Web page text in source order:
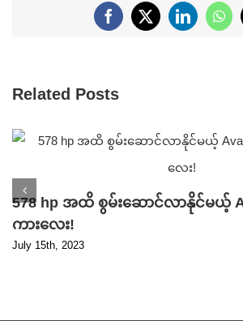
Facebook
X LinkedIn
Related Posts
578 hp အထိ စွမ်းဆောင်လာနိုင်မယ့်
ကားလေး!
July 15th, 2023